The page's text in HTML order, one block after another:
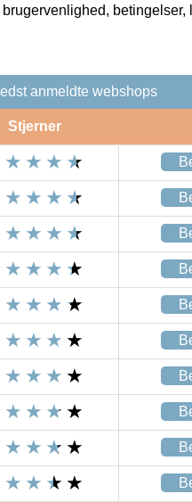
betingelser,
anmeldte webshops
Stjerner